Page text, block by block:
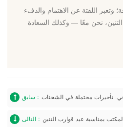
سابق : تأخيرات محتملة في الشحنات
التالى : بمناسبة عيد قوارب التنين